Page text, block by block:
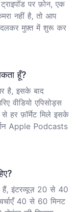
पर फ़ोन, एक
नहीं है, तो आप
मुफ़्त में शुरू कर
हूँ?
है, इसके बाद
एपिसोड्स
से हर फ़ॉर्मेट मिले इसके
Apple Podcasts
इंटरव्यूज़ 20 से 40
40 से 60 मिनट